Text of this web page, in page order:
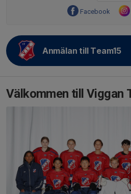
Facebook
Anmälan till Team15
Välkommen till Viggan